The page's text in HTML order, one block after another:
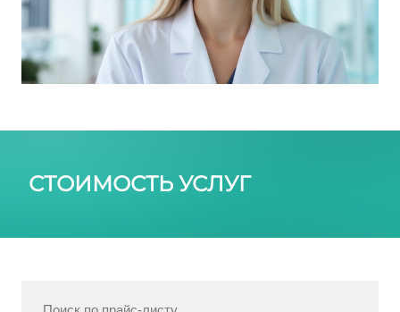
СТОИМОСТЬ УСЛУГ